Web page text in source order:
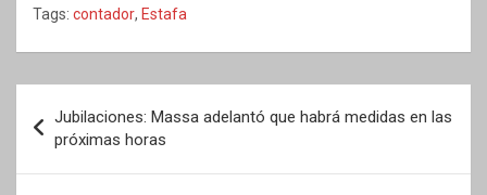
Tags: contador, Estafa
de
entradas
Jubilaciones: Massa adelantó que habrá medidas en las
próximas horas